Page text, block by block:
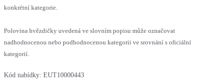
konkrétní kategorie.
Polovina hvězdičky uvedená ve slovním popisu může označovat
nadhodnocenou nebo podhodnocenou kategorii ve srovnání s oficiální
kategorií.
Kód nabídky: EUT10000443